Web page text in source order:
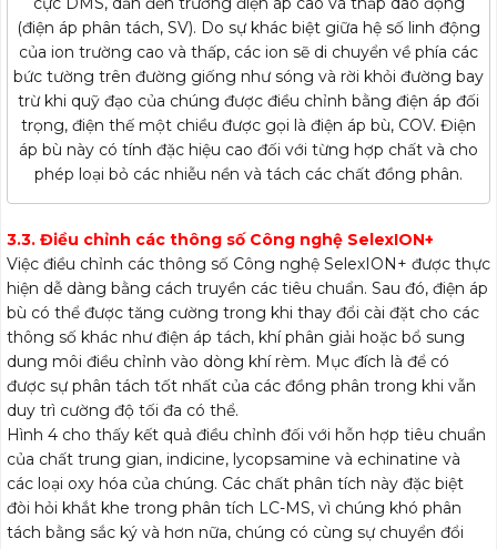
(điện áp phân tách, SV). Do sự khác biệt giữa hệ số linh động
của ion trường cao và thấp, các ion sẽ di chuyển về phía các
bức tường trên đường giống như sóng và rời khỏi đường bay
trừ khi quỹ đạo của chúng được điều chỉnh bằng điện áp đối
trọng, điện thế một chiều được gọi là điện áp bù, COV. Điện
áp bù này có tính đặc hiệu cao đối với từng hợp chất và cho
phép loại bỏ các nhiễu nền và tách các chất đồng phân.
3.3. Điều chỉnh các thông số Công nghệ SelexION+
Việc điều chỉnh các thông số Công nghệ SelexION+ được thực
hiện dễ dàng bằng cách truyền các tiêu chuẩn. Sau đó, điện áp
bù có thể được tăng cường trong khi thay đổi cài đặt cho các
thông số khác như điện áp tách, khí phân giải hoặc bổ sung
dung môi điều chỉnh vào dòng khí rèm. Mục đích là để có
được sự phân tách tốt nhất của các đồng phân trong khi vẫn
duy trì cường độ tối đa có thể.
Hình 4 cho thấy kết quả điều chỉnh đối với hỗn hợp tiêu chuẩn
của chất trung gian, indicine, lycopsamine và echinatine và
các loại oxy hóa của chúng. Các chất phân tích này đặc biệt
đòi hỏi khắt khe trong phân tích LC-MS, vì chúng khó phân
tách bằng sắc ký và hơn nữa, chúng có cùng sự chuyển đổi